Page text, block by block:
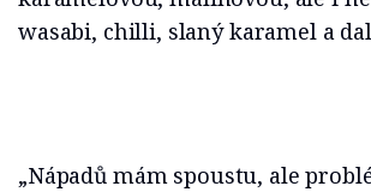
wasabi, chilli, slaný karamel a
„Nápadů mám spoustu, ale